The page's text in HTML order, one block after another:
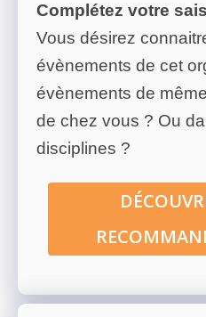
Complétez votre
Vous désirez
évènements de cet
évènements de
de chez vous ? Ou
disciplines ?